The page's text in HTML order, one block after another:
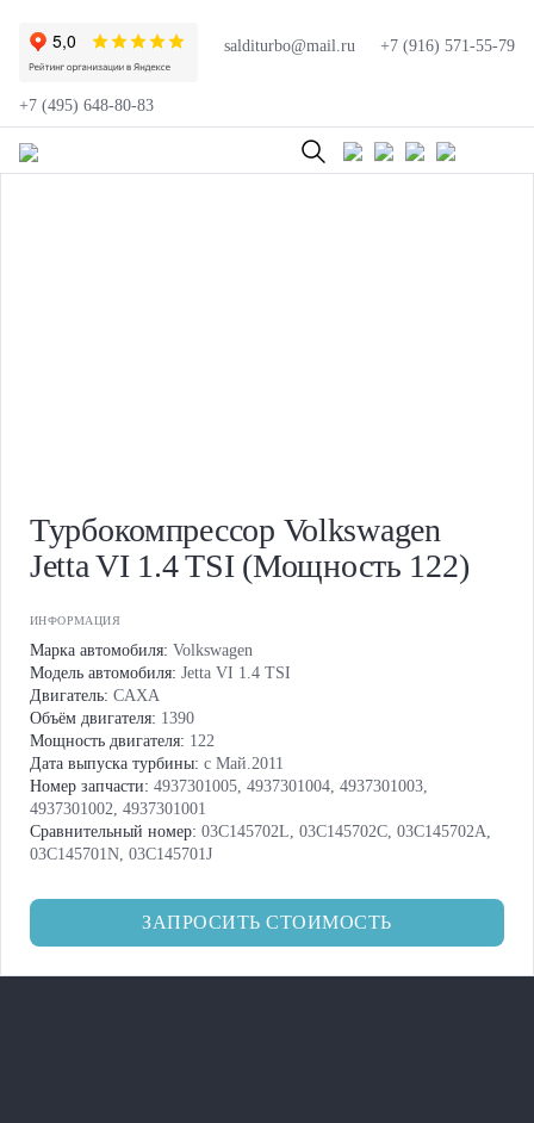
salditurbo@mail.ru +7 (916) 571-55-79
+7 (495) 648-80-83
Турбокомпрессор Volkswagen
Jetta VI 1.4 TSI (Мощность 122)
ИНФОРМАЦИЯ
Марка автомобиля: Volkswagen
Модель автомобиля: Jetta VI 1.4 TSI
Двигатель: CAXA
Объём двигателя: 1390
Мощность двигателя: 122
Дата выпуска турбины: с Май.2011
Номер запчасти: 4937301005, 4937301004, 4937301003,
4937301002, 4937301001
Сравнительный номер: 03C145702L, 03C145702C, 03C145702A,
03C145701N, 03C145701J
ЗАПРОСИТЬ СТОИМОСТЬ